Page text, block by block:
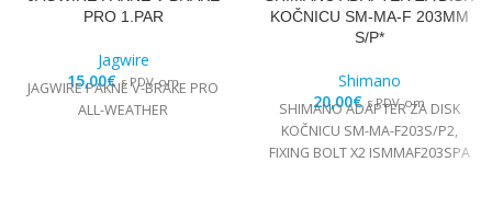
PRO 1.PAR
Jagwire
15,00€ s PDV-om
JAGWIRE PAKNE V-BRAKE PRO
ALL-WEATHER
KOČNICU SM-MA-F 203MM
S/P*
Shimano
20,00€ s PDV-om
SHIMANO ADAPTER ZA DISK
KOČNICU SM-MA-F203S/P2,
FIXING BOLT X2 ISMMAF203SPA